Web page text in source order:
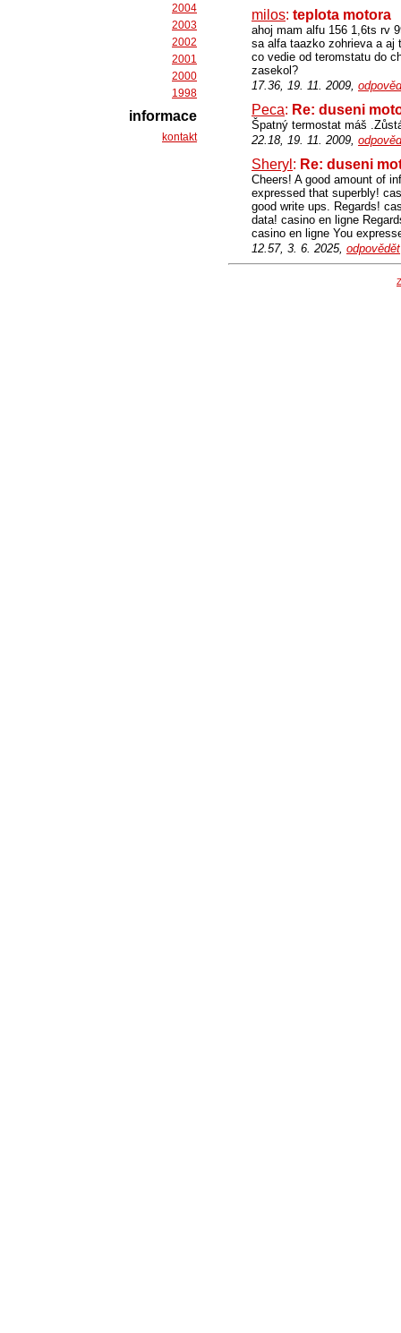
milos: teplota motora
ahoj mam alfu 156 1,6ts rv
sa alfa taazko zohrieva a aj
co vedie od teromstatu do
zasekol?
17.36, 19. 11. 2009,
Peca: Re: duseni
Špatný termostat máš
22.18, 19. 11. 2009,
Sheryl : Re: duseni
Cheers! A good amount of
expressed that superbly!
good write ups. Regards!
data! casino en ligne
casino en ligne You
12.57, 3. 6. 2025, odpovědět
2004
2003
2002
2001
2000
1998
informace
kontakt